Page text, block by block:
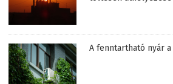
A fenntartható nyár